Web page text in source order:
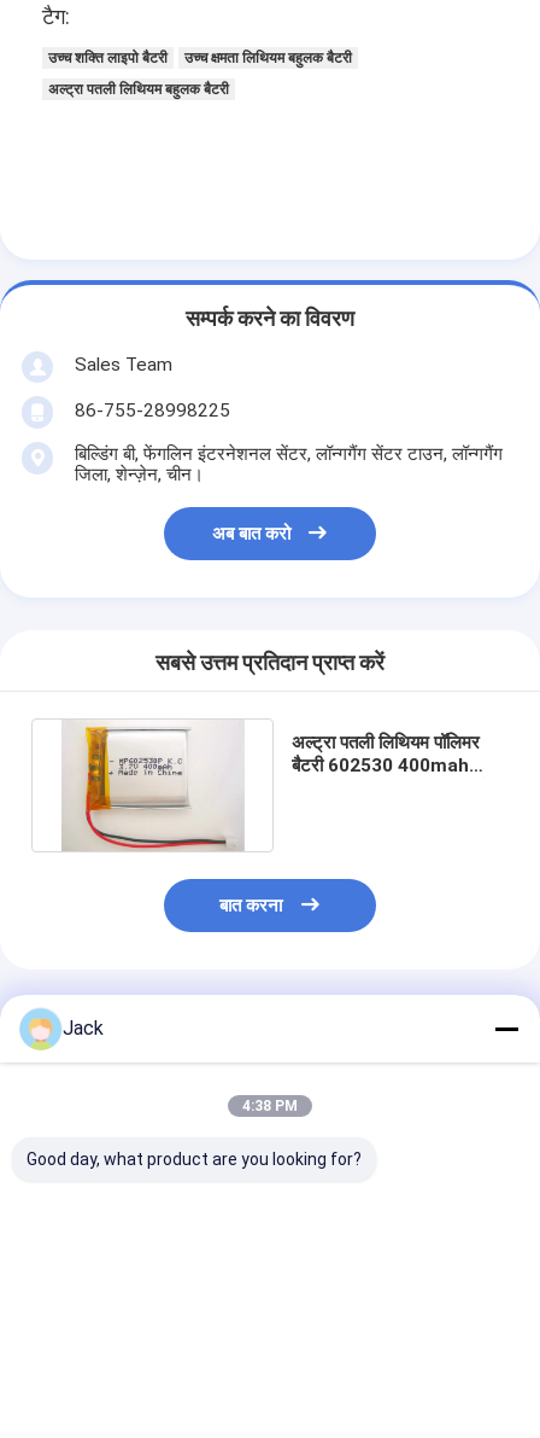
टैग:
उच्च शक्ति लाइपो बैटरी
उच्च क्षमता लिथियम बहुलक बैटरी
अल्ट्रा पतली लिथियम बहुलक बैटरी
सम्पर्क करने का विवरण
Sales Team
86-755-28998225
बिल्डिंग बी, फेंगलिन इंटरनेशनल सेंटर, लॉन्गगैंग सेंटर टाउन, लॉन्गगैंग
जिला, शेन्ज़ेन, चीन।
अब बात करो
सबसे उत्तम प्रतिदान प्राप्त करें
अल्ट्रा पतली लिथियम पॉलिमर
बैटरी 602530 400mah
बात करना
अनुशंसित उत्पाद
Jack
4:38 PM
Good day, what product are you looking for?